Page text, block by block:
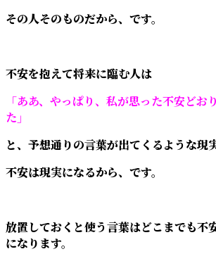
その人そのものだから、です。
不安を抱えて将来に臨む人は
「ああ、やっぱり、私が思った不安どお
た」
と、予想通りの言葉が出てくるような現
不安は現実になるから、です。
放置しておくと使う言葉はどこまでも不
になります。